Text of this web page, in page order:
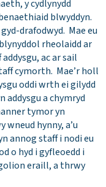
y cydlynydd
blwyddyn.
drafodwyd. Mae eu
rheolaidd ar
ac ar sail
cymorth. Mae’r holl
oddi wrth ei gilydd
addysgu a chymryd
tymor yn
hynny, a’u
annog staff i nodi eu
o hyd i gyfleoedd i
eraill, a thrwy